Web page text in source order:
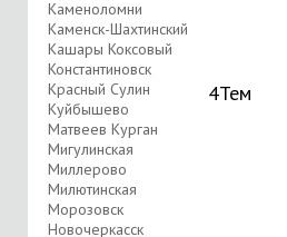
Каменоломни
Каменск-Шахтинский
Кашары Коксовый
Константиновск
Красный Сулин
Куйбышево
Матвеев Курган
Мигулинская
Миллерово
Милютинская
Морозовск
Новочеркасск
4Тем